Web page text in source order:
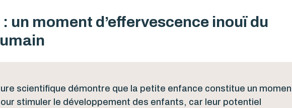
un moment d’effervescence inouï du
scientifique démontre que la petite enfance constitue un
stimuler le développement des enfants, car leur potentiel